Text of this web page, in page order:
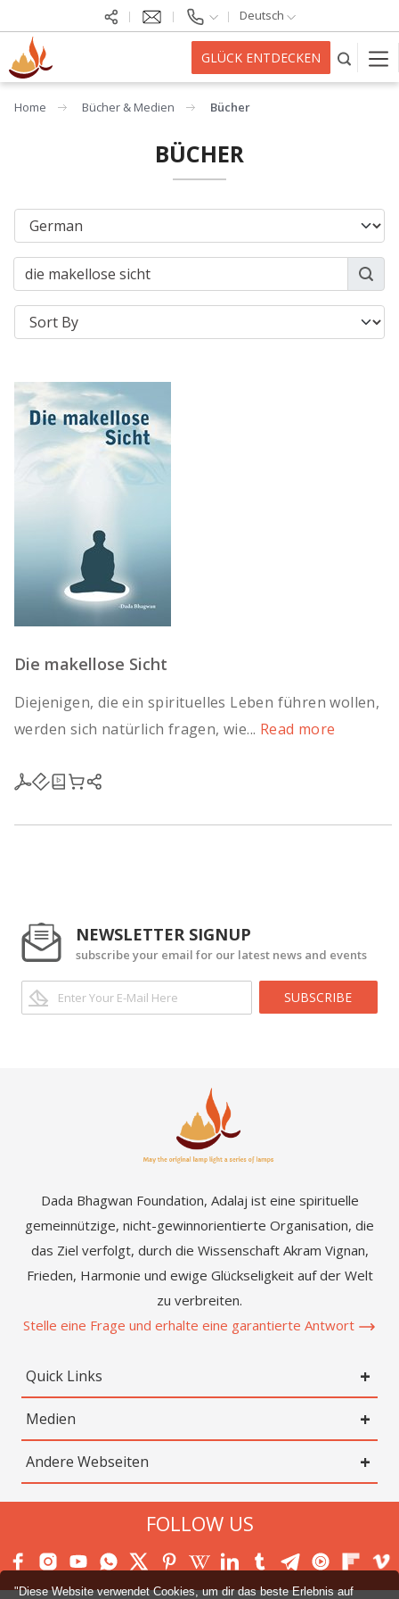
"Diese Website verwendet Cookies, um dir das beste Erlebnis auf
Deutsch
GLÜCK ENTDECKEN
Home Bücher & Medien Bücher
BÜCHER
Die makellose Sicht
Diejenigen, die ein spirituelles Leben führen wollen,
werden sich natürlich fragen, wie... Read more
NEWSLETTER SIGNUP
subscribe your email for our latest news and events
SUBSCRIBE
Dada Bhagwan Foundation, Adalaj ist eine spirituelle
gemeinnützige, nicht-gewinnorientierte Organisation, die
das Ziel verfolgt, durch die Wissenschaft Akram Vignan,
Frieden, Harmonie und ewige Glückseligkeit auf der Welt
zu verbreiten.
Stelle eine Frage und erhalte eine garantierte Antwort
Quick Links
Medien
Andere Webseiten
FOLLOW US